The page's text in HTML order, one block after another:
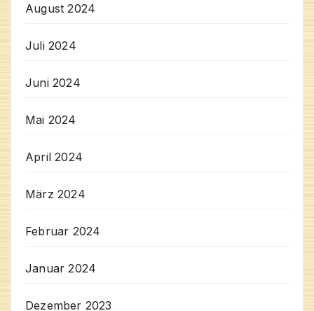
August 2024
Juli 2024
Juni 2024
Mai 2024
April 2024
März 2024
Februar 2024
Januar 2024
Dezember 2023